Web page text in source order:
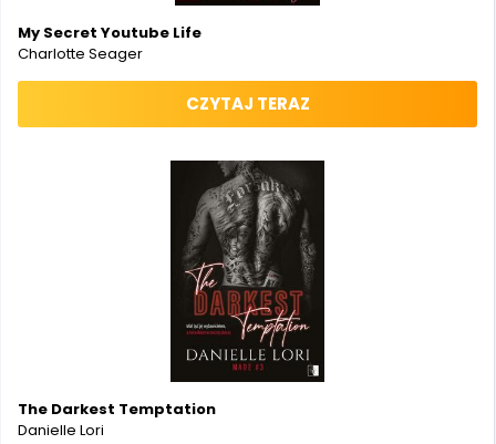
My Secret Youtube Life
Charlotte Seager
CZYTAJ TERAZ
The Darkest Temptation
Danielle Lori